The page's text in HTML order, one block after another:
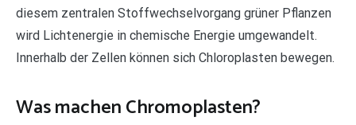
diesem zentralen Stoffwechselvorgang grüner Pflanzen
wird Lichtenergie in chemische Energie umgewandelt.
Innerhalb der Zellen können sich Chloroplasten bewegen.
Was machen Chromoplasten?